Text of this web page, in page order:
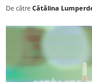
De către Cătălina